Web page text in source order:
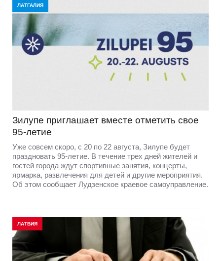
ЛАТГАЛИЯ
Зилупе приглашает вместе отметить свое
95-летие
Уже совсем скоро, с 20 по 22 августа, Зилупе будет
праздновать 95-летие. В течение трех дней жителей и
гостей города ждут спортивные занятия, концерты,
ярмарка, развлечения для детей и другие мероприятия.
Об этом сообщает Лудзенское краевое самоуправление.
ЛАТВИЯ